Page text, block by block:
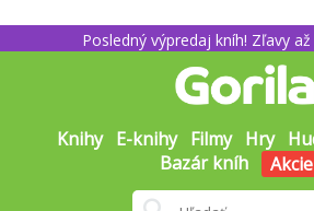
Posledný výpredaj kníh! Zľavy
Knihy E-knihy Filmy Hry
Bazár kníh
Akcie